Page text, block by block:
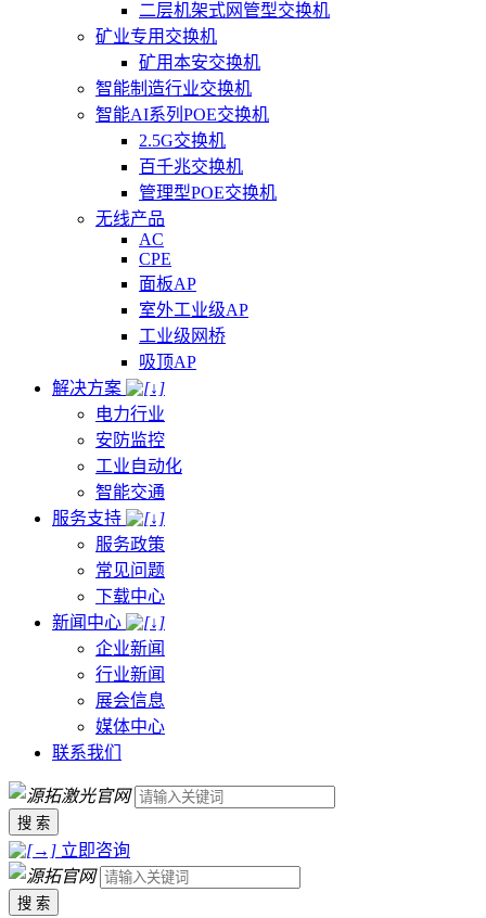
二层机架式网管型交换机
矿业专用交换机
矿用本安交换机
智能制造行业交换机
智能AI系列POE交换机
2.5G交换机
百千兆交换机
管理型POE交换机
无线产品
AC
CPE
面板AP
室外工业级AP
工业级网桥
吸顶AP
解决方案
电力行业
安防监控
工业自动化
智能交通
服务支持
服务政策
常见问题
下载中心
新闻中心
企业新闻
行业新闻
展会信息
媒体中心
联系我们
搜 索
立即咨询
搜 索